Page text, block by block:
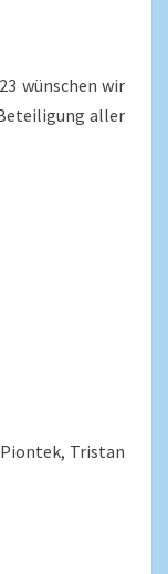
wünschen wir
aller
Tristan